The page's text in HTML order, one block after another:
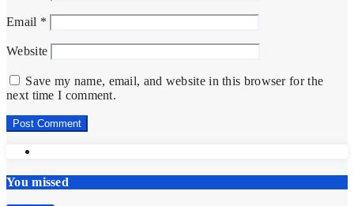
Email *
Website
Save my name, email, and website in this browser for the
next time I comment.
You missed